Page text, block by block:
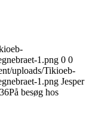
1.png 0 0
uploads/Tikioeb-
1.png Jesper
På besøg hos